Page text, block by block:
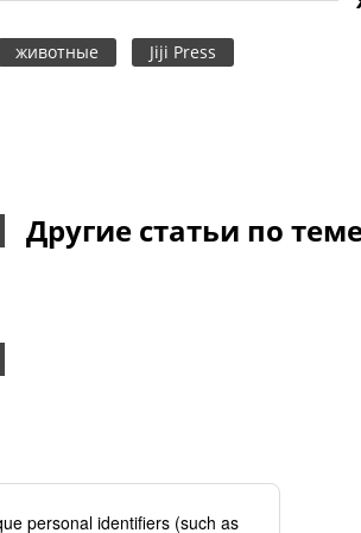
животные Jiji Press
Другие статьи по